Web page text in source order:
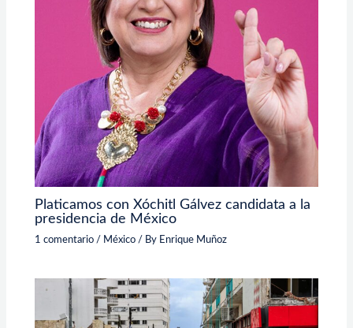
Platicamos con Xóchitl Gálvez candidata a la
presidencia de México
1 comentario / México / By Enrique Muñoz